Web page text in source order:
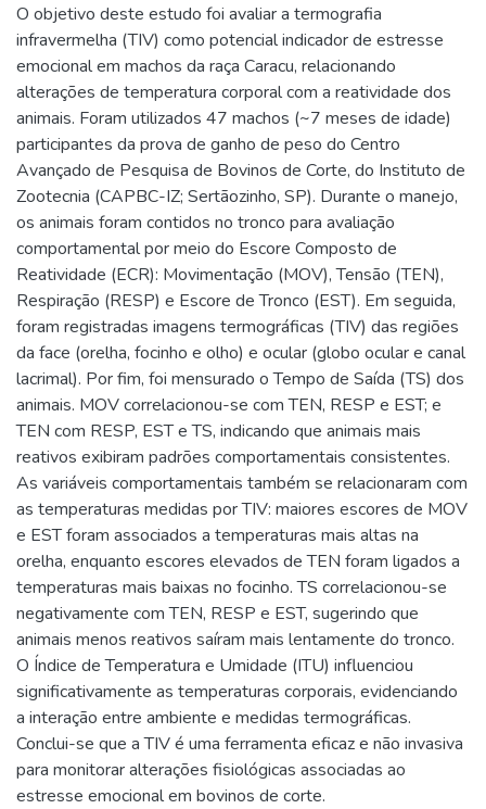
O objetivo deste estudo foi avaliar a termografia
infravermelha (TIV) como potencial indicador de estresse
emocional em machos da raça Caracu, relacionando
alterações de temperatura corporal com a reatividade dos
animais. Foram utilizados 47 machos (~7 meses de idade)
participantes da prova de ganho de peso do Centro
Avançado de Pesquisa de Bovinos de Corte, do Instituto de
Zootecnia (CAPBC-IZ; Sertãozinho, SP). Durante o manejo,
os animais foram contidos no tronco para avaliação
comportamental por meio do Escore Composto de
Reatividade (ECR): Movimentação (MOV), Tensão (TEN),
Respiração (RESP) e Escore de Tronco (EST). Em seguida,
foram registradas imagens termográficas (TIV) das regiões
da face (orelha, focinho e olho) e ocular (globo ocular e canal
lacrimal). Por fim, foi mensurado o Tempo de Saída (TS) dos
animais. MOV correlacionou-se com TEN, RESP e EST; e
TEN com RESP, EST e TS, indicando que animais mais
reativos exibiram padrões comportamentais consistentes.
As variáveis comportamentais também se relacionaram com
as temperaturas medidas por TIV: maiores escores de MOV
e EST foram associados a temperaturas mais altas na
orelha, enquanto escores elevados de TEN foram ligados a
temperaturas mais baixas no focinho. TS correlacionou-se
negativamente com TEN, RESP e EST, sugerindo que
animais menos reativos saíram mais lentamente do tronco.
O Índice de Temperatura e Umidade (ITU) influenciou
significativamente as temperaturas corporais, evidenciando
a interação entre ambiente e medidas termográficas.
Conclui-se que a TIV é uma ferramenta eficaz e não invasiva
para monitorar alterações fisiológicas associadas ao
estresse emocional em bovinos de corte.